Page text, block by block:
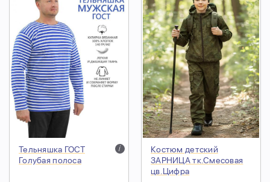
Тельняшка ГОСТ
Голубая полоса
i
Костюм детский
ЗАРНИЦА тк.Смесовая
цв.Цифра